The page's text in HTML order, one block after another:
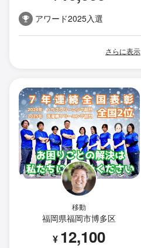
アワード2025入選
さらに表示
移動
福岡県福岡市博多区
¥ 12,100